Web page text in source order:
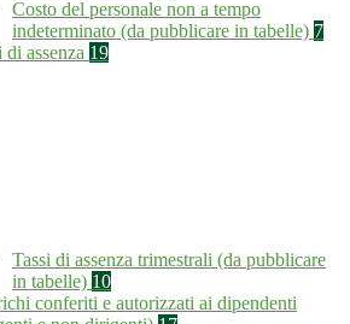
Costo del personale non a tempo
indeterminato (da pubblicare in tabelle) 7
di assenza 19
Tassi di assenza trimestrali (da pubblicare
in tabelle) 10
conferiti e autorizzati ai dipendenti